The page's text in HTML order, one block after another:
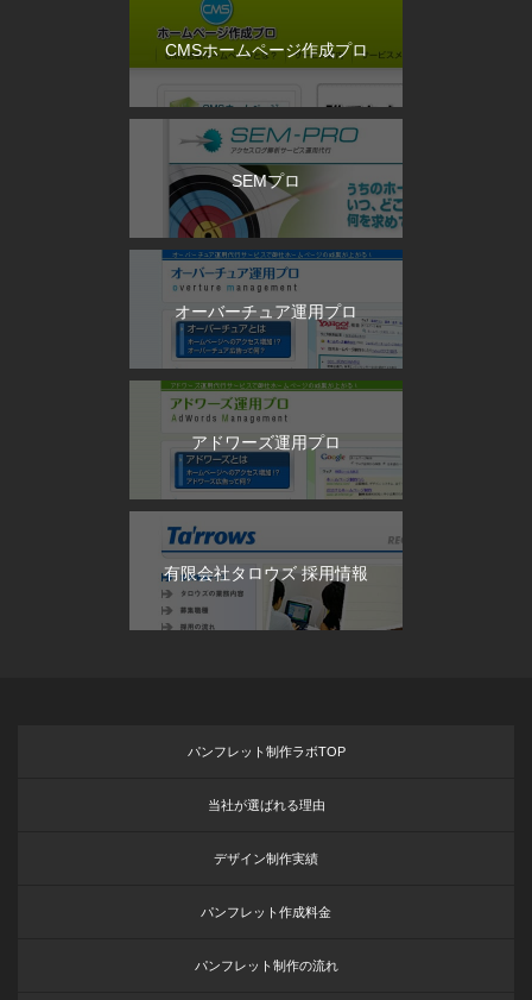
CMSホームページ作成プロ
SEMプロ
オーバーチュア運用プロ
アドワーズ運用プロ
有限会社タロウズ 採用情報
パンフレット制作ラボTOP
当社が選ばれる理由
デザイン制作実績
パンフレット作成料金
パンフレット制作の流れ